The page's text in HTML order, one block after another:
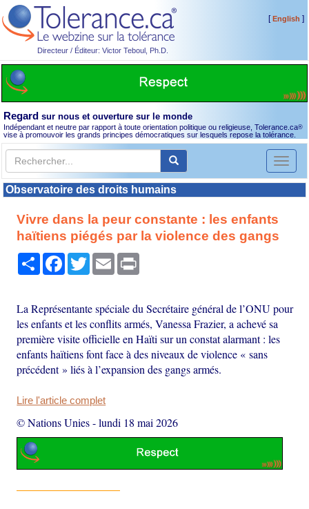
Directeur / Éditeur: Victor Teboul, Ph.D.
[English ]
Regard sur nous et ouverture sur le monde
Indépendant et neutre par rapport à toute orientation politique ou religieuse, Tolerance.ca®
vise à promouvoir les grands principes démocratiques sur lesquels repose la tolérance.
Toggle
Observatoire des droits humains
Vivre dans la peur constante : les enfants
haïtiens piégés par la violence des gangs
PartagerFacebook
TwitterEmail
La Représentante spéciale du Secrétaire général de l’ONU pour
les enfants et les conflits armés, Vanessa Frazier, a achevé sa
première visite officielle en Haïti sur un constat alarmant : les
enfants haïtiens font face à des niveaux de violence « sans
précédent » liés à l’expansion des gangs armés.
Lire l'article complet
© Nations Unies-lundi 18 mai 2026